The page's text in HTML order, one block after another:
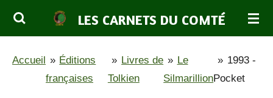
Passer
principal
LES CARNETS DU COMTÉ
Accueil » Éditions
françaises
» Livres de
Tolkien
» Le
Silmarillion
» 1993 -
Pocket